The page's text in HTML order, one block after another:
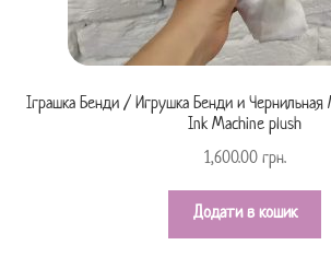
Іграшка Бенди / Игрушка Бенди и
Ink Machine plush
1,600.00 грн.
Додати в кошик